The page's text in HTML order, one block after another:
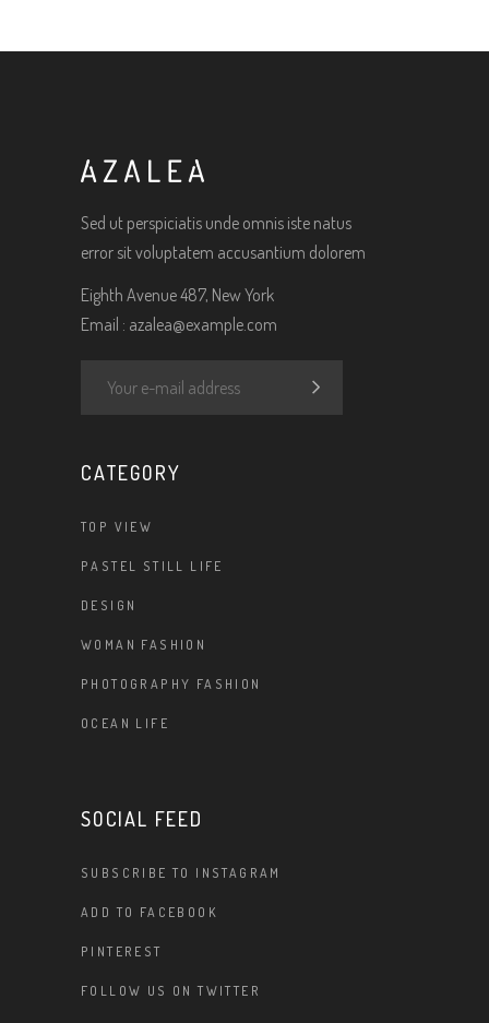
Sed ut perspiciatis unde omnis iste natus
error sit voluptatem accusantium dolorem
Eighth Avenue 487, New York
Email : azalea@example.com
CATEGORY
TOP VIEW
PASTEL STILL LIFE
DESIGN
WOMAN FASHION
PHOTOGRAPHY FASHION
OCEAN LIFE
SOCIAL FEED
SUBSCRIBE TO INSTAGRAM
ADD TO FACEBOOK
PINTEREST
FOLLOW US ON TWITTER